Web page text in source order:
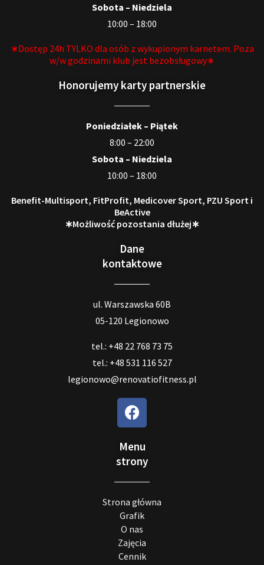
Sobota – Niedziela
10:00 – 18:00
∗Dostęp 24h TYLKO dla osób z wykupionym karnetem. Poza
w/w godzinami klub jest bezobsługowy∗
Honorujemy karty partnerskie
Poniedziałek – Piątek
8:00 – 22:00
Sobota – Niedziela
10:00 – 18:00
Benefit-Multisport, FitProfit, Medicover Sport, PZU Sport i
BeActive
∗Możliwość pozostania dłużej∗
Dane
kontaktowe
ul. Warszawska 60B
05-120 Legionowo
tel.: +48 22 768 73 75
tel.: +48 531 116 527
legionowo@renovatiofitness.pl
Menu
strony
Strona główna
Grafik
O nas
Zajęcia
Cennik